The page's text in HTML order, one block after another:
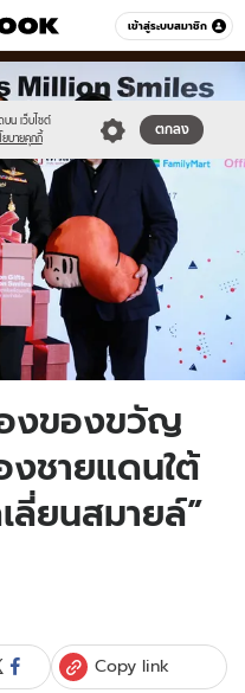
เข้าสู่ระบบสมาชิก
หมวดอื่นๆ
บน เว็บไซต์
ยบายคุกกี้
ตกลง
งของขวัญ
ชายแดนใต้
ลี่ยนสมายล์”
Copy link